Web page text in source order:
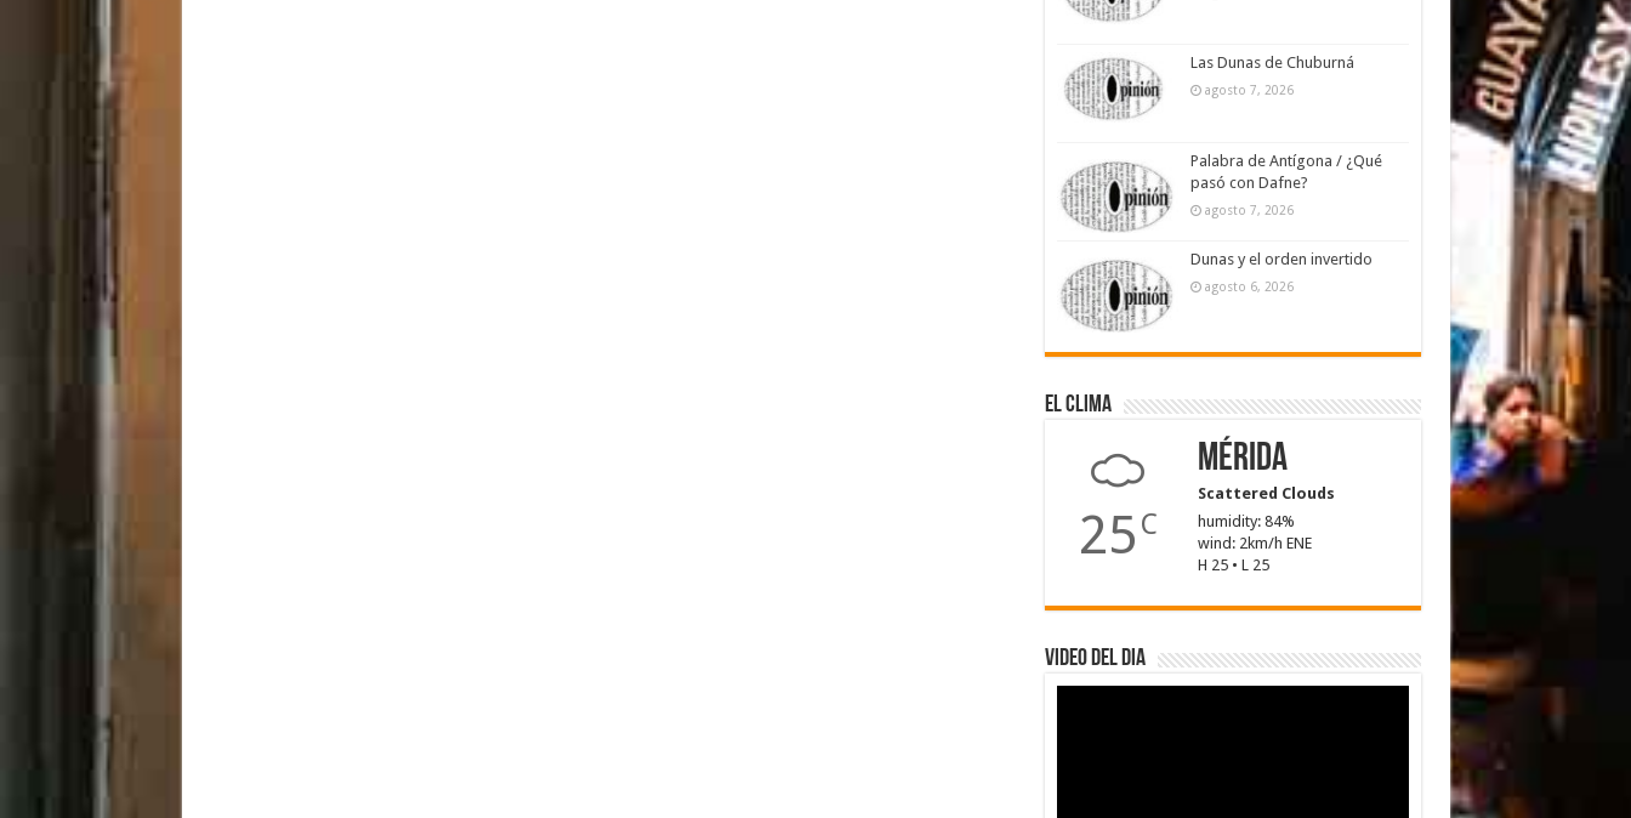
Las Dunas de Chuburná
agosto 7, 2026
Palabra de Antígona / ¿Qué
pasó con Dafne?
agosto 7, 2026
Dunas y el orden invertido
agosto 6, 2026
El Clima
25 C
Mérida
Scattered Clouds
humidity: 84%
wind: 2km/h ENE
H 25 • L 25
Video del dia